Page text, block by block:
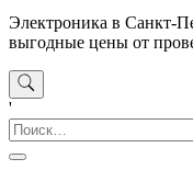
Электроника в Санкт-
выгодные цены от
'
Найти: